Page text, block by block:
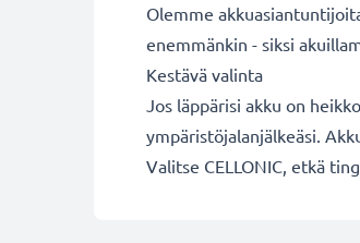
Olemme
enemmänkin - siksi
Kestävä valinta
Jos läppärisi akku on
ympäristöjalanjälkeäsi.
Valitse CELLONIC, etkä